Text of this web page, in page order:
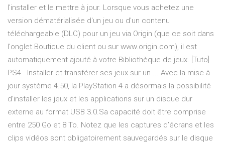
l'installer et le mettre à jour. Lorsque vous achetez une
version dématérialisée d'un jeu ou d'un contenu
téléchargeable (DLC) pour un jeu via Origin (que ce soit dans
l'onglet Boutique du client ou sur www.origin.com), il est
automatiquement ajouté à votre Bibliothèque de jeux. [Tuto]
PS4 - Installer et transférer ses jeux sur un ... Avec la mise à
jour système 4.50, la PlayStation 4 a désormais la possibilité
d’installer les jeux et les applications sur un disque dur
externe au format USB 3.0.Sa capacité doit être comprise
entre 250 Go et 8 To. Notez que les captures d’écrans et les
clips vidéos sont obligatoirement sauvegardés sur le disque